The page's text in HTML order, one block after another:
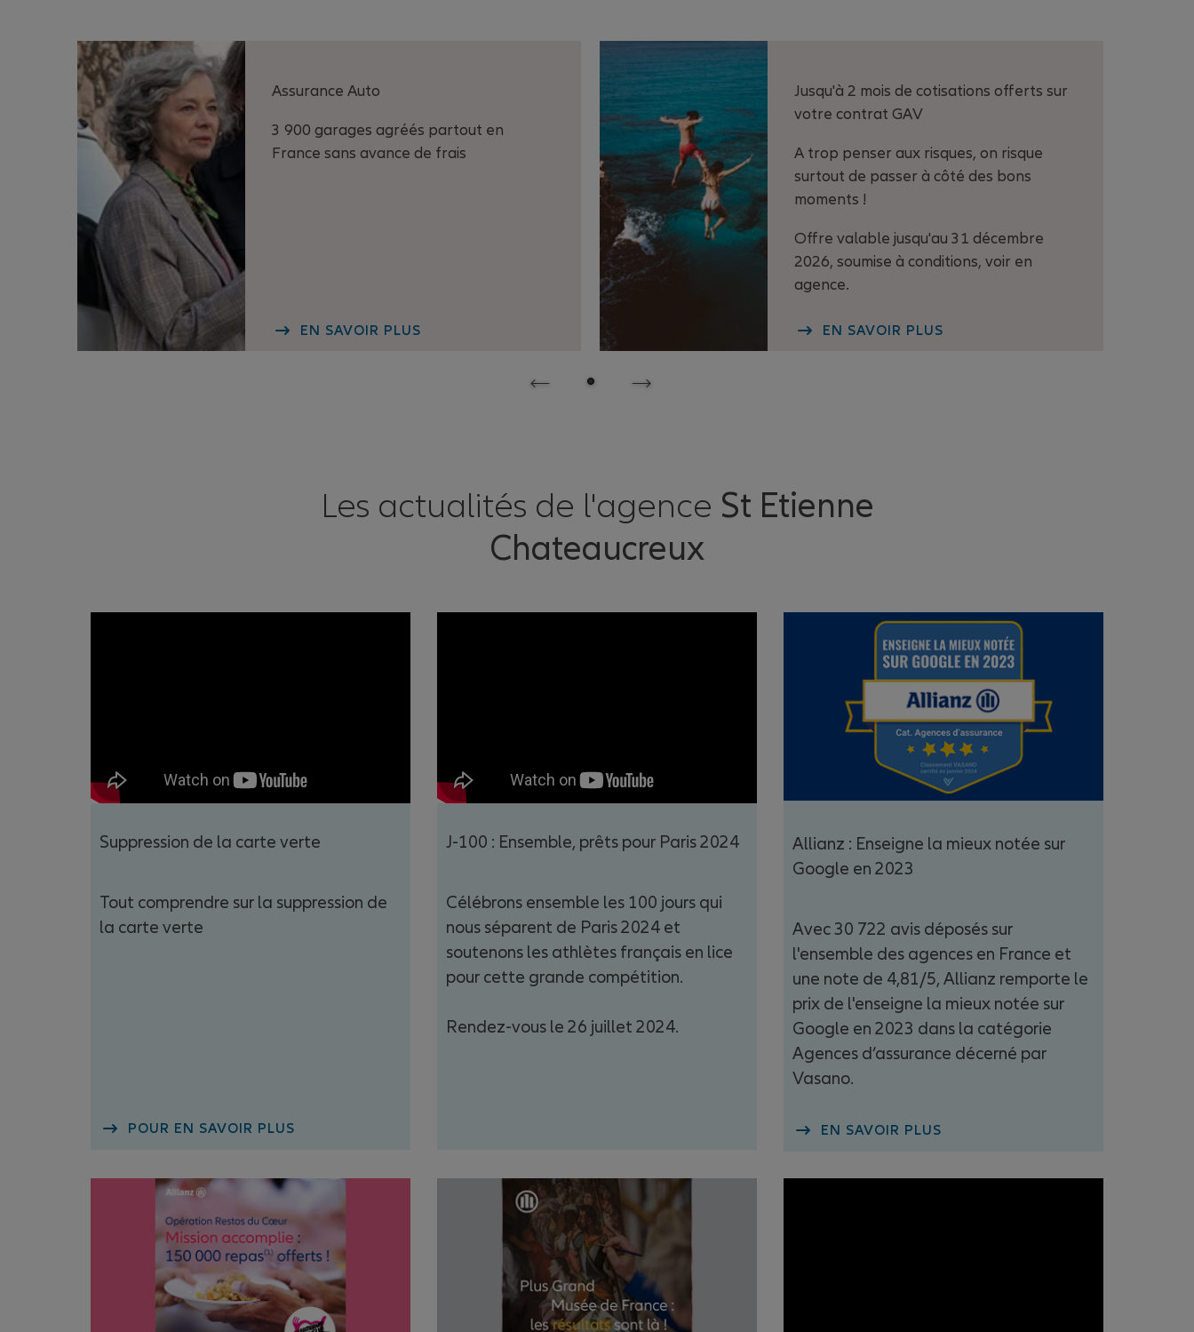
Assurance Auto
3 900 garages agréés partout en
France sans avance de frais
EN SAVOIR PLUS
Jusqu'à 2 mois de cotisations offerts sur
votre contrat GAV
A trop penser aux risques, on risque
surtout de passer à côté des bons
moments !
Offre valable jusqu'au 31 décembre
2026, soumise à conditions, voir en
agence.
EN SAVOIR PLUS
Les actualités de l'agence St Etienne
Chateaucreux
Suppression de la carte verte
Tout comprendre sur la suppression de
la carte verte
POUR EN SAVOIR PLUS
J-100 : Ensemble, prêts pour Paris 2024
Célébrons ensemble les 100 jours qui
nous séparent de Paris 2024 et
soutenons les athlètes français en lice
pour cette grande compétition.
Rendez-vous le 26 juillet 2024.
Allianz : Enseigne la mieux notée sur
Google en 2023
Avec 30 722 avis déposés sur
l'ensemble des agences en France et
une note de 4,81/5, Allianz remporte le
prix de l'enseigne la mieux notée sur
Google en 2023 dans la catégorie
Agences d’assurance décerné par
Vasano.
EN SAVOIR PLUS